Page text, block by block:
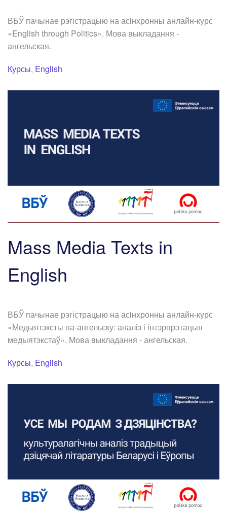
ВБЎ пачынае рэгістрацыю на асiнхронны анлайн-курс
«English through Politics». Мова выкладання -
ангельская.
Курсы, English
Mass Media Texts in
English
ВБЎ пачынае рэгістрацыю на асiнхронны анлайн-курс
«Медыятэксты па-ангельску: аналіз і інтэрпрэтацыя
медыятэкстаў». Мова выкладання - ангельская.
Курсы, English